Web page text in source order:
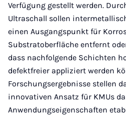
Verfügung gestellt werden.
Ultraschall sollen
einen Ausgangspunkt für
Substratoberfläche entfernt
dass nachfolgende Schichten
defektfreier appliziert werden
Forschungsergebnisse stellen
innovativen Ansatz für KMUs
Anwendungseigenschaften